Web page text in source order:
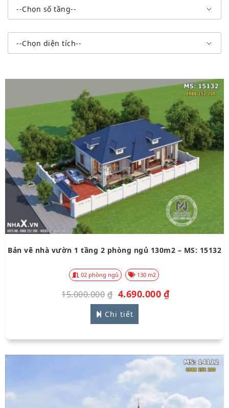
--Chọn số tầng--
--Chọn diện tích--
Bản vẽ nhà vườn 1 tầng 2 phòng ngủ 130m2 – MS: 15132
02 phòng ngủ 130 m2
15.000.000 ₫ 4.690.000 ₫
Chi tiết